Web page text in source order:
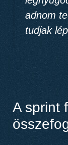
adnom
tudjak
A sprint